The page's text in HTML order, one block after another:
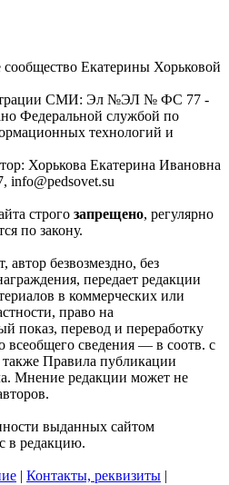
сообщество Екатерины Хорьковой
СМИ: Эл №ЭЛ № ФС 77 -
Федеральной службой по
технологий и
Хорькова Екатерина Ивановна
info@pedsovet.su
строго запрещено, регулярно
по закону.
автор безвозмездно, без
передает редакции
в коммерческих или
право на
показ, перевод и переработку
всеобщего сведения — в соотв. с
Правила публикации
Мнение редакции может не
выданных сайтом
в редакцию.
| Контакты, реквизиты |